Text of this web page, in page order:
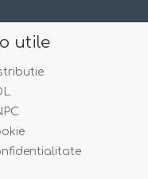
mult realitatea.
sa difere de cea a
utile